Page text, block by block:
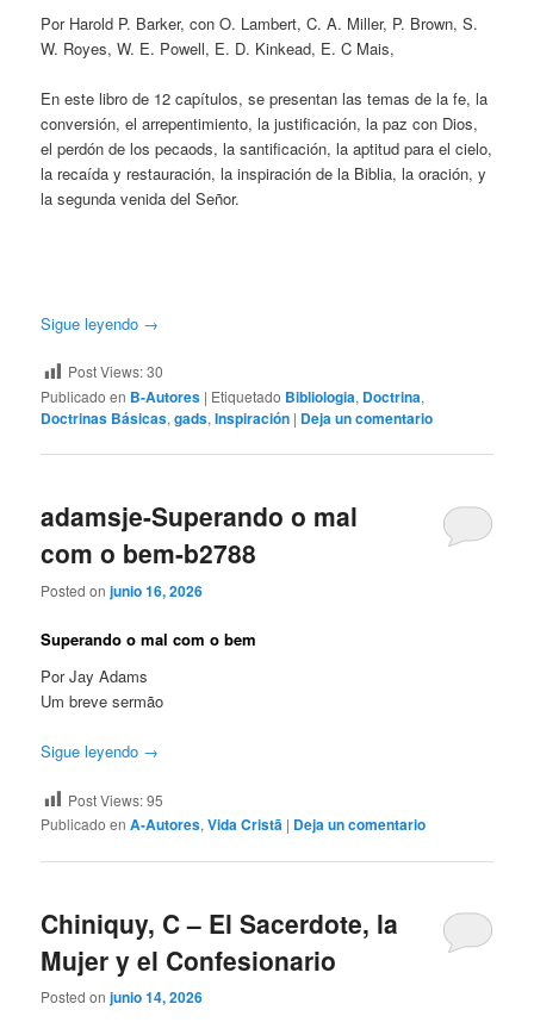
Por Harold P. Barker, con O. Lambert, C. A. Miller, P. Brown, S.
W. Royes, W. E. Powell, E. D. Kinkead, E. C Mais,
En este libro de 12 capítulos, se presentan las temas de la fe, la
conversión, el arrepentimiento, la justificación, la paz con Dios,
el perdón de los pecaods, la santificación, la aptitud para el cielo,
la recaída y restauración, la inspiración de la Biblia, la oración, y
la segunda venida del Señor.
Sigue leyendo →
Post Views:30
Publicado en B-Autores | Etiquetado Bibliologia, Doctrina,
Doctrinas Básicas,gads,Inspiración | Deja un comentario
adamsje-Superando o mal
com o bem-b2788
Posted onjunio 16, 2026
Superando o mal com o bem
Por Jay Adams
Um breve sermão
Sigue leyendo →
Post Views:95
Publicado en A-Autores,Vida Cristã | Deja un comentario
Chiniquy, C – El Sacerdote, la
Mujer y el Confesionario
Posted onjunio 14, 2026